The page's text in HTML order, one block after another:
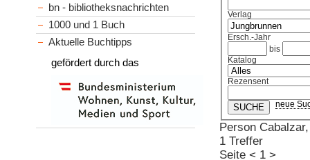
Verlag
Ersch.-Jahr
bis
Katalog
Rezensent
neue
Person
1 Treffer
Seite < 1 >
bn - bibliotheksnachrichten
1000 und 1 Buch
Aktuelle Buchtipps
gefördert durch das